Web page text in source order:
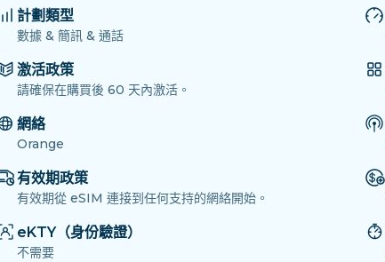
計劃類型
數據 & 簡訊 & 通話
激活政策
請確保在購買後 60 天內激活。
網絡
Orange
有效期政策
有效期從 eSIM 連接到任何支持的網絡開始。
eKTY（身份驗證）
不需要